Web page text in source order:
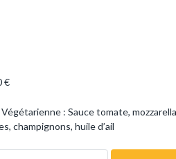
€
Végétarienne : Sauce tomate,
champignons, huile d’ail